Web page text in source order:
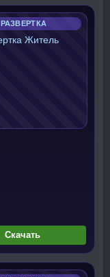
РАЗВЕРТКА
Скачать